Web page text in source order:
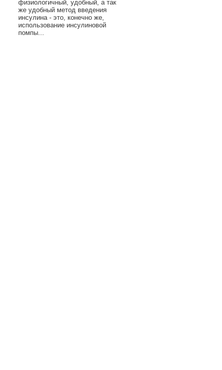
физиологичный, удобный, а так
же удобный метод введения
инсулина - это, конечно же,
использование инсулиновой
помпы...